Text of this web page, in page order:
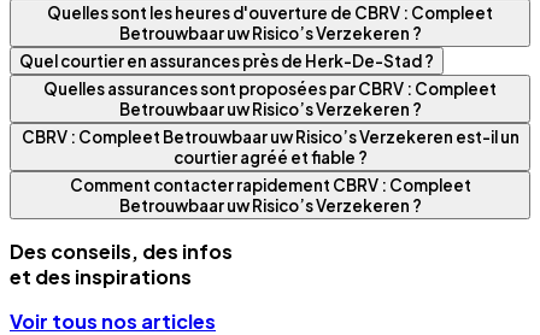
Quelles sont les heures d'ouverture de CBRV : Compleet
Betrouwbaar uw Risico’s Verzekeren ?
Quel courtier en assurances près de Herk-De-Stad ?
Quelles assurances sont proposées par CBRV : Compleet
Betrouwbaar uw Risico’s Verzekeren ?
CBRV : Compleet Betrouwbaar uw Risico’s Verzekeren est-il un
courtier agréé et fiable ?
Comment contacter rapidement CBRV : Compleet
Betrouwbaar uw Risico’s Verzekeren ?
Des conseils, des infos
et des inspirations
Voir tous nos articles